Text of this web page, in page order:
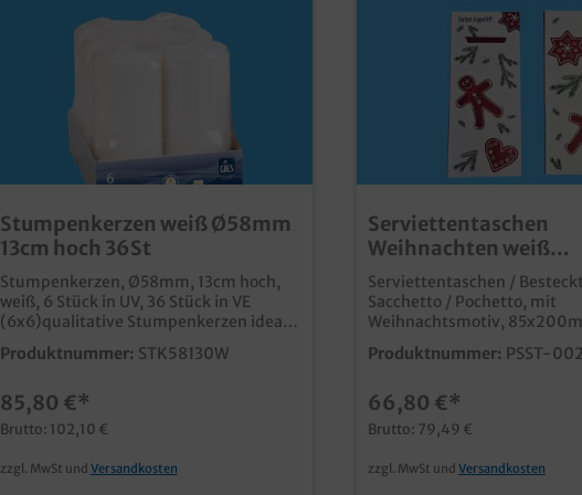
Stumpenkerzen weiß Ø58mm
13cm hoch 36St
Stumpenkerzen, Ø58mm, 13cm hoch,
weiß, 6 Stück in UV, 36 Stück in VE
(6x6)qualitative Stumpenkerzen ideale
Lösung für Gastronomie, Hotellerie und
Cateringgünstige
Produktnummer: STK58130W
85,80 €*
Brutto: 102,10 €
zzgl. MwSt und Versandkosten
Serviettentaschen
Weihnachten weiß
85x200mm Papier
Serviette Bordeaux
2lg 520St
Serviettentaschen /
Sacchetto / Pochetto, mit
Weihnachtsmotiv,
inklusive Tissue Serviette
lagig, bordeaux, 520 Stück
Weihnachtsmotivpassendes
unseren Bio
inliegender Tissue Serviette
bordeauxzeitsparende und
Lösung für das
Produktnummer: PSST-
66,80 €*
Brutto: 79,49 €
zzgl. MwSt und Versandkosten